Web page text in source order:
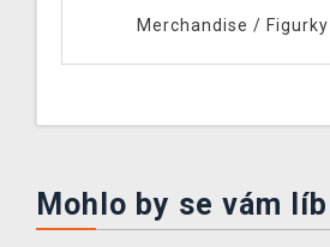
Merchandise / Figurky
Mohlo by se vám